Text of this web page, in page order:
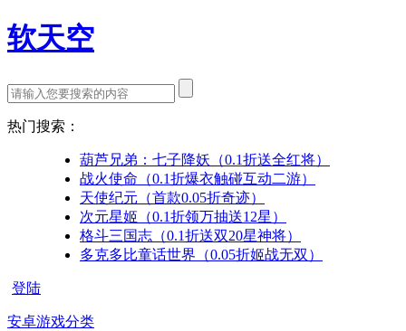
软天空
热门搜索：
葫芦兄弟：七子降妖（0.1折送全红将）
战火使命（0.1折爆衣触碰互动二游）
天使纪元（首款0.05折奇迹）
次元星姬（0.1折领万抽送12星）
格斗三国志（0.1折送双20星神将）
多克多比童话世界（0.05折姬战无双）
登陆
安卓游戏分类